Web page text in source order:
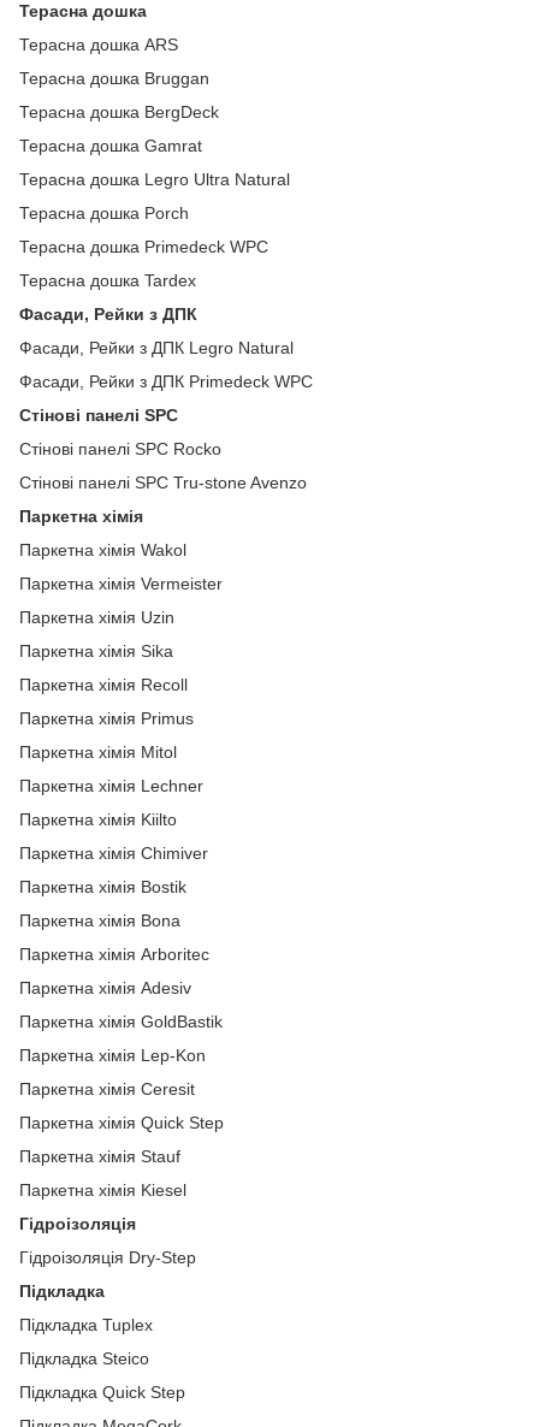
Терасна дошка
Терасна дошка ARS
Терасна дошка Bruggan
Терасна дошка BergDeck
Терасна дошка Gamrat
Терасна дошка Legro Ultra Natural
Терасна дошка Porch
Терасна дошка Primedeck WPC
Терасна дошка Tardex
Фасади, Рейки з ДПК
Фасади, Рейки з ДПК Legro Natural
Фасади, Рейки з ДПК Primedeck WPC
Стінові панелі SPC
Стінові панелі SPC Rocko
Стінові панелі SPC Tru-stone Avenzo
Паркетна хімія
Паркетна хімія Wakol
Паркетна хімія Vermeister
Паркетна хімія Uzin
Паркетна хімія Sika
Паркетна хімія Recoll
Паркетна хімія Primus
Паркетна хімія Mitol
Паркетна хімія Lechner
Паркетна хімія Kiilto
Паркетна хімія Chimiver
Паркетна хімія Bostik
Паркетна хімія Bona
Паркетна хімія Arboritec
Паркетна хімія Adesiv
Паркетна хімія GoldBastik
Паркетна хімія Lep-Kon
Паркетна хімія Ceresit
Паркетна хімія Quick Step
Паркетна хімія Stauf
Паркетна хімія Kiesel
Гідроізоляція
Гідроізоляція Dry-Step
Підкладка
Підкладка Tuplex
Підкладка Steico
Підкладка Quick Step